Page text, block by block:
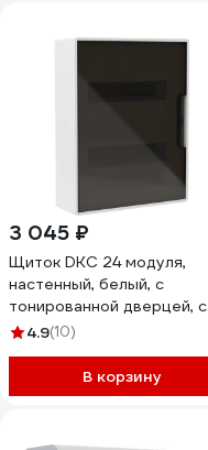
3 045 ₽
Щиток DKC 24 модуля,
настенный, белый, с
тонированной дверцей, с
шиной PEN 2шт 8отв 2шт
4.9(10)
В корзину